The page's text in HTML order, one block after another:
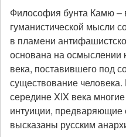
Философия бунта Камю
гуманистической мысли
в пламени
основана на осмыслении
века, поставившего под
существование
середине XIX века
интуиции,
высказаны русским